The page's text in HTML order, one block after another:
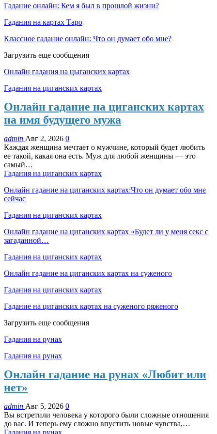
Гадание онлайн: Кем я был в прошлой жизни?
Гадания на картах Таро
Классное гадание онлайн: Что он думает обо мне?
Загрузить еще сообщения
Онлайн гадания на цыганских картах
Гадания на циганских картах
Онлайн гадание на циганских картах
на имя будущего мужа
admin Авг 2, 2026 0
Каждая женщина мечтает о мужчине, который будет любить
ее такой, какая она есть. Муж для любой женщины — это
самый…
Гадания на циганских картах
Онлайн гадание на циганских картах:Что он думает обо мне
сейчас
Гадания на циганских картах
Онлайн гадание на циганских картах «Будет ли у меня секс с
загаданной…
Гадания на циганских картах
Онлайн гадание на циганских картах на суженого
Гадания на циганских картах
Гадание на циганских картах на суженого ряженого
Загрузить еще сообщения
Гадания на рунах
Гадания на рунах
Онлайн гадание на рунах «Любит или
нет»
admin Авг 5, 2026 0
Вы встретили человека у которого были сложные отношения
до вас. И теперь ему сложно впустить новые чувства,…
Гадания на рунах